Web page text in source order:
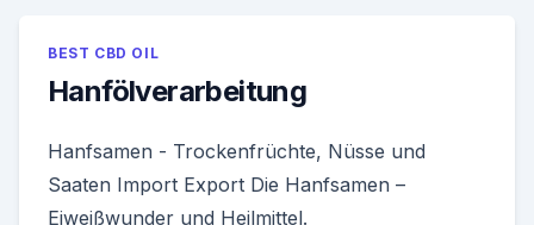
BEST CBD OIL
Hanfölverarbeitung
Hanfsamen - Trockenfrüchte, Nüsse und
Saaten Import Export Die Hanfsamen –
Eiweißwunder und Heilmittel.